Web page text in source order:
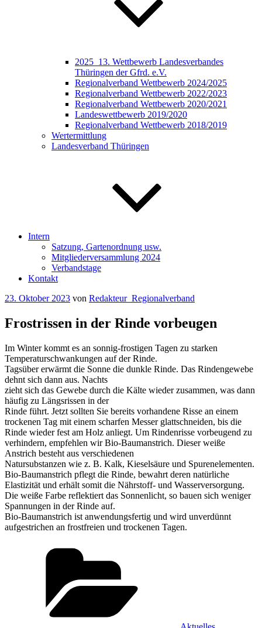
2025_13. Wettbewerb Landesverbandes
Thüringen der Gfrd. e.V.
Regionalverband Wettbewerb 2024/2025
Regionalverband Wettbewerb 2022/2023
Regionalverband Wettbewerb 2020/2021
Landeswettbewerb 2019/2020
Regionalverband Wettbewerb 2018/2019
Wertermittlung
Landesverband Thüringen
Intern
Satzung, Gartenordnung usw.
Mitgliederversammlung 2024
Verbandstage
Kontakt
Veröffentlicht
23. Oktober 2023 von Redakteur_Regionalverband
Frostrissen in der Rinde vorbeugen
Im Winter kommt es an sonnig-frostigen Tagen zu starken
Temperaturschwankungen auf der Rinde.
Tagsüber erwärmt die Sonne die dunkle Rinde. Das Rindengewebe
dehnt sich dann aus. Nachts
zieht sich das Gewebe durch die Kälte wieder zusammen, was dann
häufig zu Längsrissen in der
Rinde führt. Jetzt sollten Sie bereits vorhandene Risse an einem
trockenen Tag mit einem scharfen Messer glattschneiden, bis die
Rinde wieder fest am Holz anliegt. Um Rindenrisse vorbeugend zu
verhindern, empfehlen wir Bio-Baumanstrich. Dieser weiße
Anstrich besteht aus verschiedenen
Natursubstanzen wie z. B. Kalk, Kieselsäure und Spurenelementen.
Bio-Baumanstrich pflegt die Rinde, bewahrt deren natürliche
Elastizität und erhält somit die Nährstoff- und Wasserversorgung.
Die weiße Farbe reflektiert das Sonnenlicht, so bauen sich weniger
Spannungen in der Rinde auf.
Bio-Baumanstrich ist anwendungsfertig und wird unverdünnt
aufgestrichen an frostfreien und trockenen Tagen.